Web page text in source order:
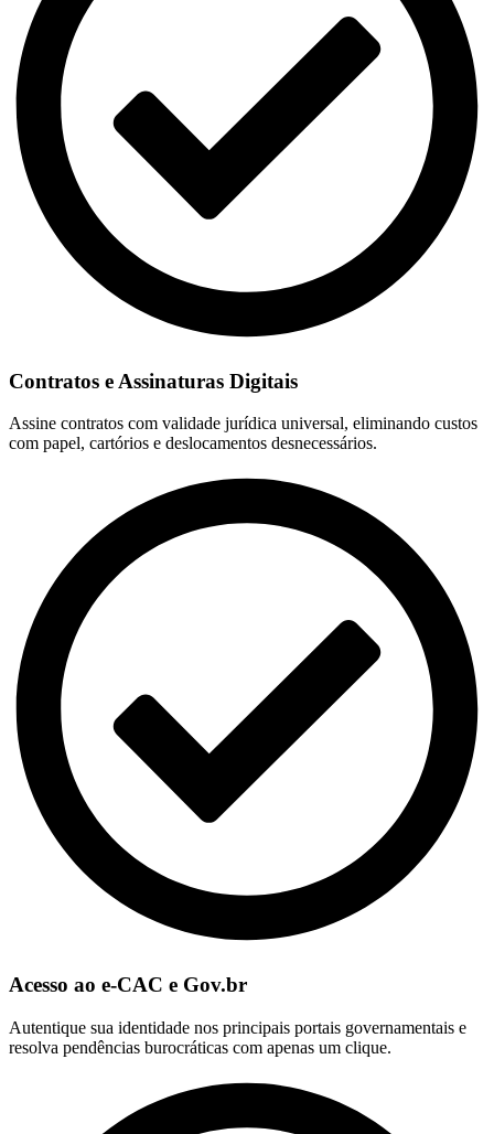
Contratos e Assinaturas Digitais
Assine contratos com validade jurídica universal, eliminando custos
com papel, cartórios e deslocamentos desnecessários.
Acesso ao e-CAC e Gov.br
Autentique sua identidade nos principais portais governamentais e
resolva pendências burocráticas com apenas um clique.